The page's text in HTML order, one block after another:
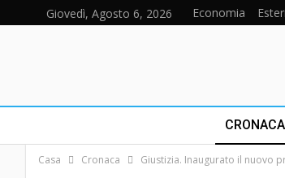
Giovedì, Agosto 6, 2026 Economia Esteri
CRONACA
Casa Cronaca Giustizia. Inaugurato il nuovo